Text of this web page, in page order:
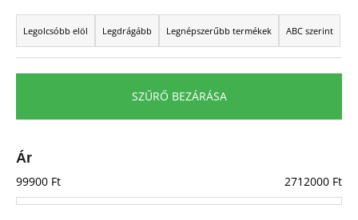
T
e
r
m
k
k
r
e
Legolcsóbb elöl Legdrágább Legnépszerűbb termékek ABC szerint
SZŰRŐ BEZÁRÁSA
Ár
99900 Ft 2712000 Ft